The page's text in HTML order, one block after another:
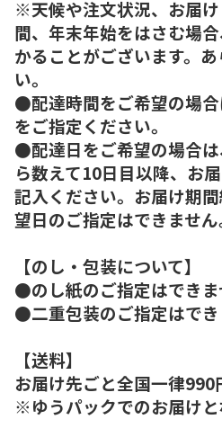
※天候や注文状況、お届
間、年末年始をはさむ場
かることがございます。
い。
●配達時間をご希望の場
をご指定ください。
●配達日をご希望の場合
ら数えて10日目以降、お
記入ください。お届け期
望日のご指定はできません
【のし・包装について】
●のし紙のご指定はできま
●二重包装のご指定はでき
【送料】
お届け先ごと全国一律990
※ゆうパックでのお届けと